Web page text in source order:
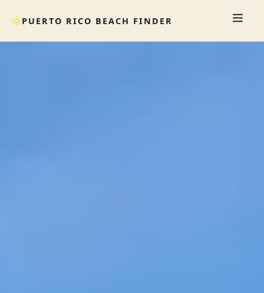
PUERTO RICO BEACH FINDER